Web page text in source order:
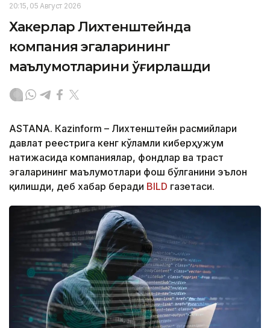
20:15, 05 Август 2026
Хакерлар Лихтенштейнда
компания эгаларининг
маълумотларини ўғирлашди
ASTANА. Кazinform – Лихтенштейн расмийлари
давлат реестрига кенг кўламли киберҳужум
натижасида компаниялар, фондлар ва траст
эгаларининг маълумотлари фош бўлганини эълон
қилишди, деб хабар беради BILD газетаси.